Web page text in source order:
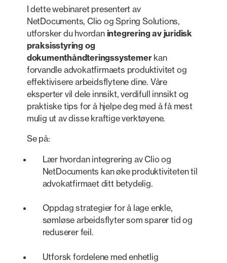
I dette webinaret presentert av
NetDocuments, Clio og Spring Solutions,
utforsker du hvordan integrering av juridisk
praksisstyring og
dokumenthåndteringssystemerkan
forvandle advokatfirmaets produktivitet og
effektivisere arbeidsflytene dine. Våre
eksperter vil dele innsikt, verdifull innsikt og
praktiske tips for å hjelpe deg med å få mest
mulig ut av disse kraftige verktøyene.
Se på:
Lær hvordan integrering av Clio og
NetDocuments kan øke produktiviteten til
advokatfirmaet ditt betydelig.
Oppdag strategier for å lage enkle,
sømløse arbeidsflyter som sparer tid og
reduserer feil.
Utforsk fordelene med enhetlig